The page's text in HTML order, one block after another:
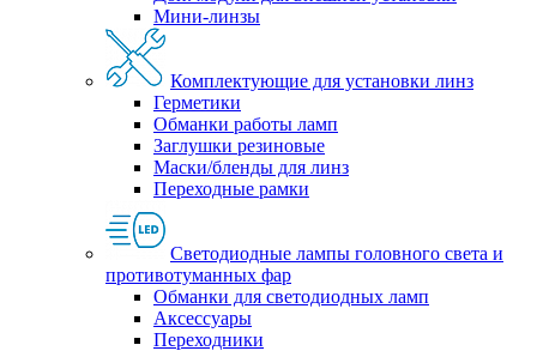
Мини-линзы
Комплектующие для установки линз
Герметики
Обманки работы ламп
Заглушки резиновые
Маски/бленды для линз
Переходные рамки
Светодиодные лампы головного света и
противотуманных фар
Обманки для светодиодных ламп
Аксессуары
Переходники